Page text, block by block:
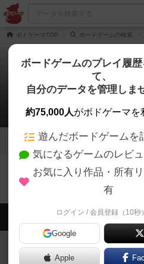
ボドゲーマTOP ボードゲームの検索
ミミズビ
0件のルール/
1 1
ミミズビュッフェ
会員の新
レビュー
ボードゲームのプレイ履歴
て、
自分のデータを管理しま
約75,000人がボドゲーマを
遊んだボードゲームを
気になるゲームのレビ
お気に入り作品・所有
有
ログイン / 会員登録（10秒）
Google
Apple